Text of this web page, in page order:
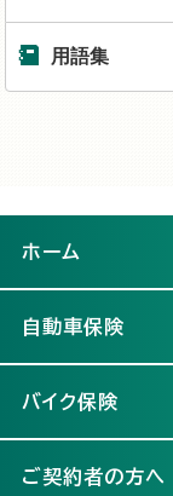
用語集
ホーム
自動車保険
バイク保険
ご契約者の方へ